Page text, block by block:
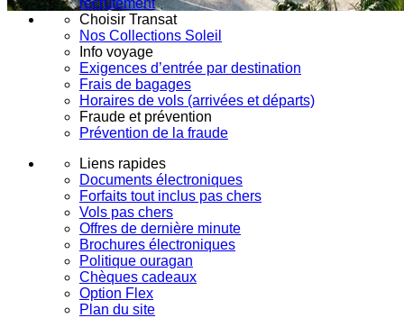
recrutement
Choisir Transat
Nos Collections Soleil
Info voyage
Exigences d’entrée par destination
Frais de bagages
Horaires de vols (arrivées et départs)
Fraude et prévention
Prévention de la fraude
Liens rapides
Documents électroniques
Forfaits tout inclus pas chers
Vols pas chers
Offres de dernière minute
Brochures électroniques
Politique ouragan
Chèques cadeaux
Option Flex
Plan du site